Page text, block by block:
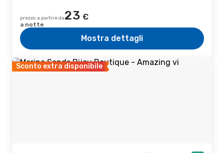
prezzo a partire da23 €
a notte
Mostra dettagli
Sconto extra disponibile